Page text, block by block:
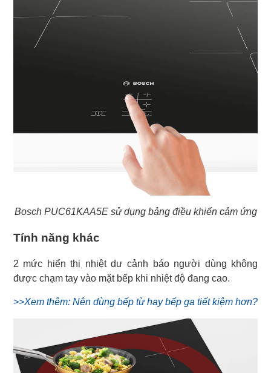
Bosch PUC61KAA5E sử dụng bảng điều khiển cảm ứng
Tính năng khác
2 mức hiển thị nhiệt dư cảnh báo người dùng không
được chạm tay vào mặt bếp khi nhiệt độ đang cao.
>>Xem thêm: Nên dùng bếp từ hay bếp ga tiết kiệm hơn?